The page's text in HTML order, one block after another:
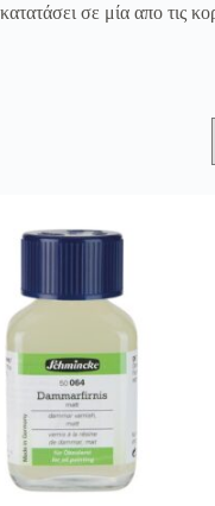
σε μία απο τις